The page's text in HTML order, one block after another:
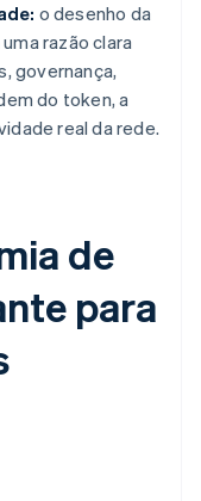
o desenho da
razão clara
governança,
do token, a
real da rede.
de
para